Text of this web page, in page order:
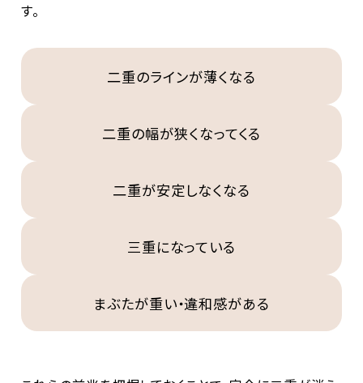
す。
二重のラインが薄くなる
二重の幅が狭くなってくる
二重が安定しなくなる
三重になっている
まぶたが重い・違和感がある